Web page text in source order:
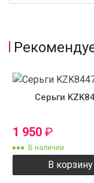
Серьги
1 950 ₽
В наличии
В корзину